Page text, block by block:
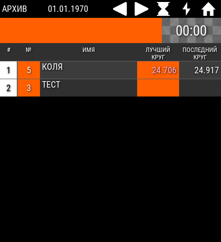
АРХИВ 01.01.1970
00:00
# № ИМЯ
ЛУЧШИЙ
КРУГ
ПОСЛЕДНИЙ
КРУГ
1 5 КОЛЯ 24.706
24.917
2
3 ТЕСТ